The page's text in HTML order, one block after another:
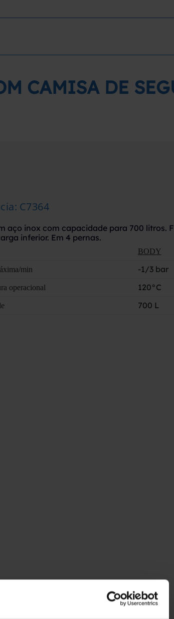
CAMISA DE
: C7364
aço inox com capacidade para 700 litros.
inferior. Em 4 pernas.
BODY
min -1/3 bar
operacional 120°C
700 L